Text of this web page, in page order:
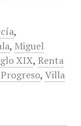
,
, Miguel
XIX, Renta
, Villa